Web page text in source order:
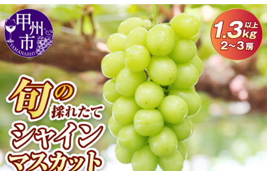
TOP フルーツ ぶどう・マスカット 旬の採れたて大粒シャ